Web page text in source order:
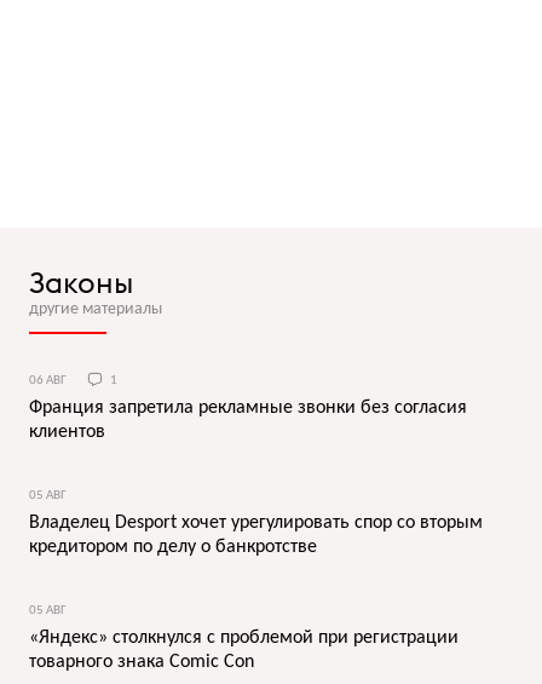
Законы
другие материалы
06 АВГ 1
Франция запретила рекламные звонки без согласия
клиентов
05 АВГ
Владелец Desport хочет урегулировать спор со вторым
кредитором по делу о банкротстве
05 АВГ
«Яндекс» столкнулся с проблемой при регистрации
товарного знака Comic Con